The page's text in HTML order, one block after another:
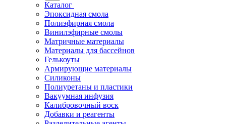
Каталог
Эпоксидная смола
Полиэфирная смола
Винилэфирные смолы
Матричные материалы
Материалы для бассейнов
Гелькоуты
Армирующие материалы
Силиконы
Полиуретаны и пластики
Вакуумная инфузия
Калибровочный воск
Добавки и реагенты